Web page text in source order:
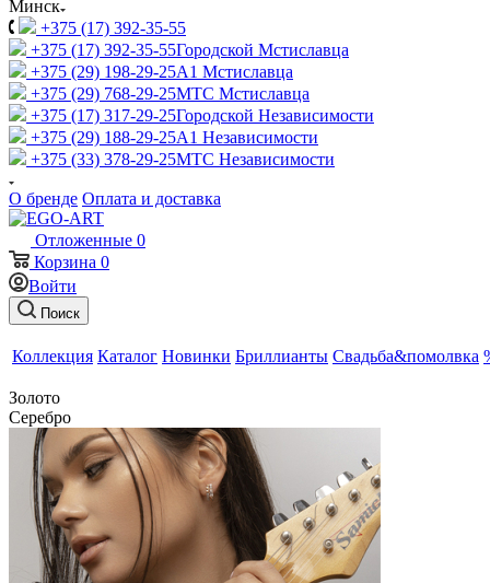
Минск
+375 (17) 392-35-55
+375 (17) 392-35-55Городской Мстиславца
+375 (29) 198-29-25A1 Мстиславца
+375 (29) 768-29-25МТС Мстиславца
+375 (17) 317-29-25Городской Независимости
+375 (29) 188-29-25A1 Независимости
+375 (33) 378-29-25МТС Независимости
О бренде Оплата и доставка
Отложенные 0
Корзина 0
Войти
Поиск
Коллекция Каталог Новинки Бриллианты Свадьба&помолвка
Золото
Серебро